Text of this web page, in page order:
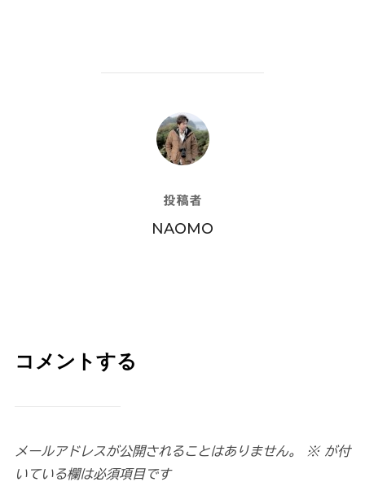
投稿者
投稿者
NAOMO
コメントする
メールアドレスが公開されることはありません。 ※が付
いている欄は必須項目です